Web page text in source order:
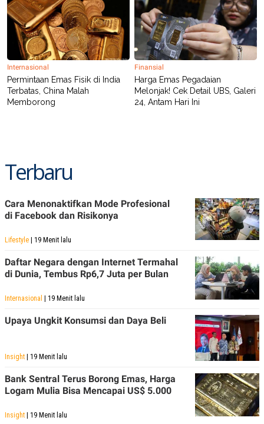
Internasional
Permintaan Emas Fisik di India
Terbatas, China Malah
Memborong
Finansial
Harga Emas Pegadaian
Melonjak! Cek Detail UBS, Galeri
24, Antam Hari Ini
Terbaru
Cara Menonaktifkan Mode Profesional
di Facebook dan Risikonya
Lifestyle | 19 Menit lalu
Daftar Negara dengan Internet Termahal
di Dunia, Tembus Rp6,7 Juta per Bulan
Internasional | 19 Menit lalu
Upaya Ungkit Konsumsi dan Daya Beli
Insight | 19 Menit lalu
Bank Sentral Terus Borong Emas, Harga
Logam Mulia Bisa Mencapai US$ 5.000
Insight | 19 Menit lalu